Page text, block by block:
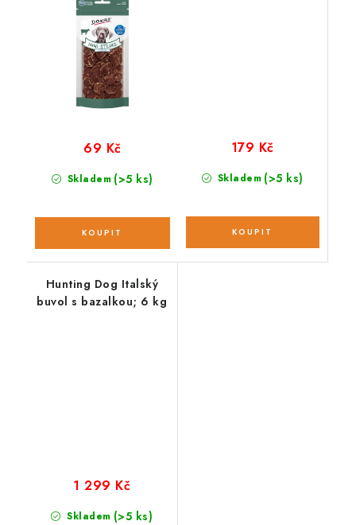
Skladem (>5 ks)
69 Kč
Skladem (>5 ks)
179 Kč
Hunting Dog Italský
buvol s bazalkou; 6 kg
Skladem (>5 ks)
1 299 Kč